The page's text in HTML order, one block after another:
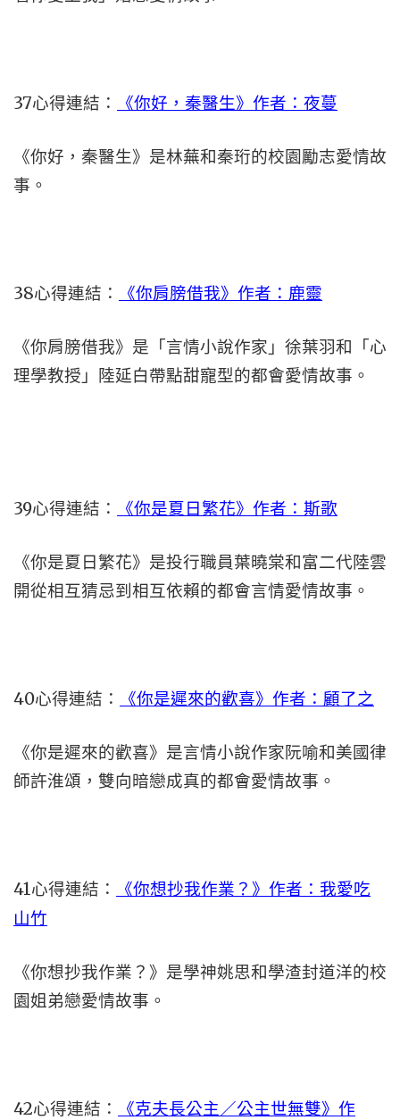
37心得連結： 《你好，秦醫生》作者：夜蔓
《你好，秦醫生》是林蕪和秦珩的校園勵志愛情故
事。
38心得連結： 《你肩膀借我》作者：鹿靈
《你肩膀借我》是「言情小說作家」徐葉羽和「心
理學教授」陸延白帶點甜寵型的都會愛情故事。
39心得連結： 《你是夏日繁花》作者：斯歌
《你是夏日繁花》是投行職員葉曉棠和富二代陸雲
開從相互猜忌到相互依賴的都會言情愛情故事。
40心得連結： 《你是遲來的歡喜》作者：顧了之
《你是遲來的歡喜》是言情小說作家阮喻和美國律
師許淮頌，雙向暗戀成真的都會愛情故事。
41心得連結：
《你想抄我作業？》作者：我愛吃
山竹
《你想抄我作業？》是學神姚思和學渣封道洋的校
園姐弟戀愛情故事。
42心得連結：
《克夫長公主／公主世無雙》作